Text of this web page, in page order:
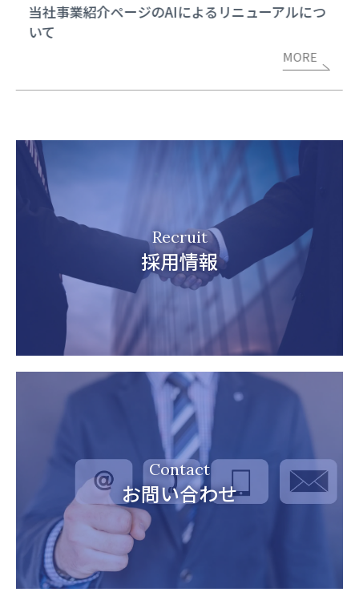
当社事業紹介ページのAIによるリニューアルにつ
いて
MORE
Recruit
採用情報
Contact
お問い合わせ